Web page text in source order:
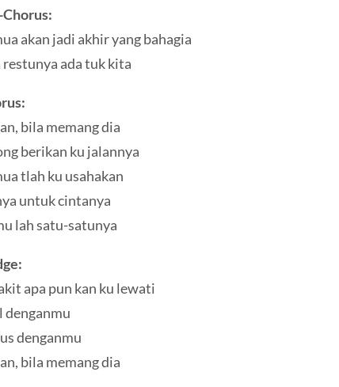
akan jadi akhir yang bahagia
restunya ada tuk kita
bila memang dia
berikan ku jalannya
tlah ku usahakan
untuk cintanya
lah satu-satunya
apa pun kan ku lewati
denganmu
denganmu
bila memang dia